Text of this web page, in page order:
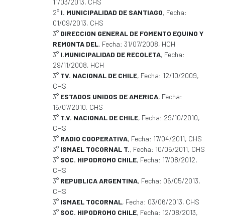
11/03/2013, CHS
2° I. MUNICIPALIDAD DE SANTIAGO, Fecha:
01/09/2013, CHS
3° DIRECCION GENERAL DE FOMENTO EQUINO Y
REMONTA DEL, Fecha: 31/07/2008, HCH
3° I.MUNICIPALIDAD DE RECOLETA, Fecha:
29/11/2008, HCH
3° TV. NACIONAL DE CHILE, Fecha: 12/10/2009,
CHS
3° ESTADOS UNIDOS DE AMERICA, Fecha:
16/07/2010, CHS
3° T.V. NACIONAL DE CHILE, Fecha: 29/10/2010,
CHS
3° RADIO COOPERATIVA, Fecha: 17/04/2011, CHS
3° ISMAEL TOCORNAL T., Fecha: 10/06/2011, CHS
3° SOC. HIPODROMO CHILE, Fecha: 17/08/2012,
CHS
3° REPUBLICA ARGENTINA, Fecha: 06/05/2013,
CHS
3° ISMAEL TOCORNAL, Fecha: 03/06/2013, CHS
3° SOC. HIPODROMO CHILE, Fecha: 12/08/2013,